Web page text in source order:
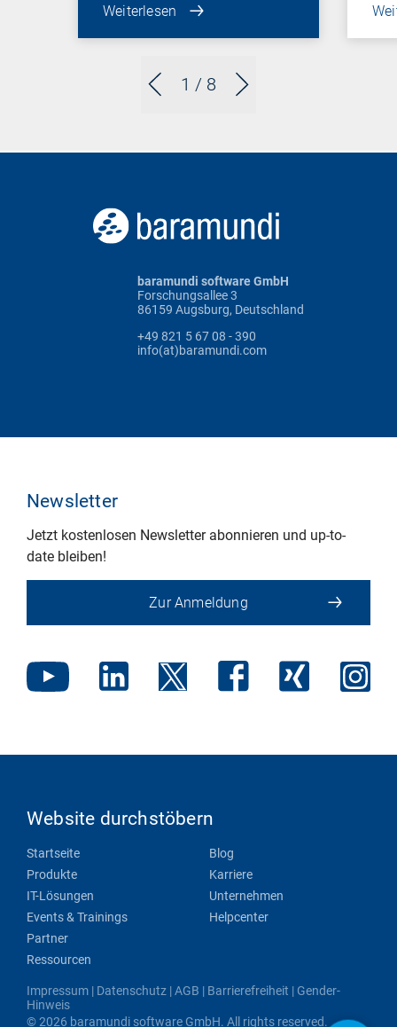
1 / 8
Weiterlesen
baramundi software GmbH
Forschungsallee 3
86159 Augsburg, Deutschland
+49 821 5 67 08 - 390
info(at)baramundi.com
Newsletter
Jetzt kostenlosen Newsletter abonnieren und up-to-
date bleiben!
Zur Anmeldung
Website durchstöbern
Startseite
Produkte
IT-Lösungen
Events & Trainings
Partner
Ressourcen
Blog
Karriere
Unternehmen
Helpcenter
Impressum | Datenschutz |AGB | Barrierefreiheit | Gender-
Hinweis
© 2026 baramundi software GmbH. All rights reserved.